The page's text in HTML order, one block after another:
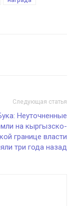
Следующая статья
Неуточненные
на кыргызско-
границе власти
три года назад